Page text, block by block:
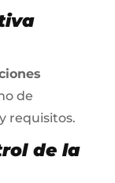
de
requisitos.
de la